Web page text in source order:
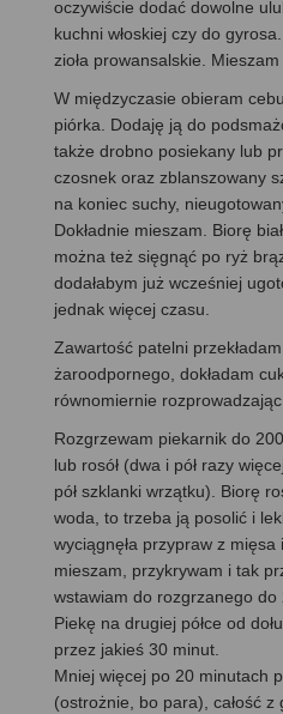
oczywiście dodać dowolne
kuchni włoskiej czy do
zioła prowansalskie.
W międzyczasie obieram
piórka. Dodaję ją do
także drobno posiekany lub
czosnek oraz zblanszowany
na koniec suchy,
Dokładnie mieszam. Biorę
można też sięgnąć po ryż
dodałabym już wcześniej
jednak więcej czasu.
Zawartość patelni
żaroodpornego, dokładam
równomiernie rozprowadzając
Rozgrzewam piekarnik do
lub rosół (dwa i pół razy
pół szklanki wrzątku). Biorę
woda, to trzeba ją posolić i
wyciągnęła przypraw z
mieszam, przykrywam i tak
wstawiam do rozgrzanego do
Piekę na drugiej półce od
przez jakieś 30 minut.
Mniej więcej po 20 minutach
(ostrożnie, bo para), całość